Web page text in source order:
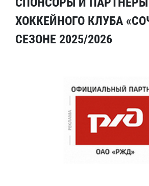
ХОККЕЙНОГО КЛУБА
СЕЗОНЕ 2025/2026